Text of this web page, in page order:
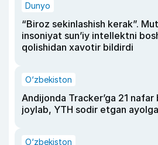
Dunyo
“Biroz sekinlashish kerak”.
insoniyat sun’iy intellektni
qolishidan xavotir bildirdi
O‘zbekiston
Andijonda Tracker’ga 21 nafar
joylab, YTH sodir etgan
O‘zbekiston